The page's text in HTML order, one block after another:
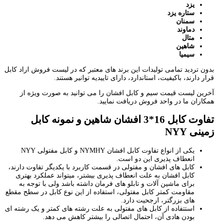
یزد
ستاره یزد
سمنان
دماوند
متال
شاهین
سیمیا
بدون تردید تمامی تولیدات این برند های معتبر که در لیست فروش اراد کابل
قرار دارند، باکیفیت، استاندارد، دارای تاییدیه توانیر هستند.
آخرین لیست قیمت سیم و کابل افشان را می توانید به صورت ویژه از
همکاران ما در واحد فروش دریافت نمایید.
تفاوت
کابل 16*3 افشان شاهین و نمونه کابل
زمینی NYY
یکی از انواع تفاوت کابل افشان NYMHY و کابل مفتولی NYY
انعطاف پذیری این دو است.
کابل های افشان و مفتولی در قسمت کاربرد با یکدیگر تفاوت دارند،
کابل افشان به علت انعطاف پذیری بیشتر، میتواند عملکرد بهتری
برای ماشین آلات و تابلو های فرمان داشته باشد ولی با توجه به
مقاومت کمتر کابل مفتولی، استفاده از این نوع کابل در سطح مقطع
های بزرگتر، ارجحیت دارد.
استتفاده از کابل های مفتولی به علت رشته های کمتر و یک رشته ای
بودن هادی آن، احتمال اتصالی را بیشتر کاهش می دهد.